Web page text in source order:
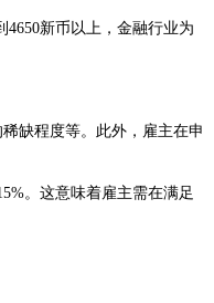
新币以上，金融行业为
缺程度等。此外，雇主在申
。这意味着雇主需在满足